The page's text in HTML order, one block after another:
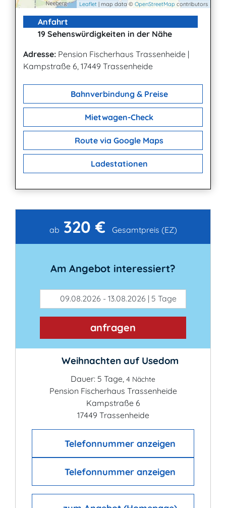
Leaflet | map data © OpenStreetMap contributors
Anfahrt
19 Sehenswürdigkeiten in der Nähe
Adresse: Pension Fischerhaus Trassenheide |
Kampstraße 6, 17449 Trassenheide
Bahnverbindung & Preise
Mietwagen-Check
Route via Google Maps
Ladestationen
Kontakt
ab 320 € Gesamtpreis (EZ)
Am Angebot interessiert?
09.08.2026 - 13.08.2026 | 5 Tage
anfragen
Weihnachten auf Usedom
Dauer: 5 Tage, 4 Nächte
Pension Fischerhaus Trassenheide
Kampstraße 6
17449 Trassenheide
Telefonnummer anzeigen
Telefonnummer anzeigen